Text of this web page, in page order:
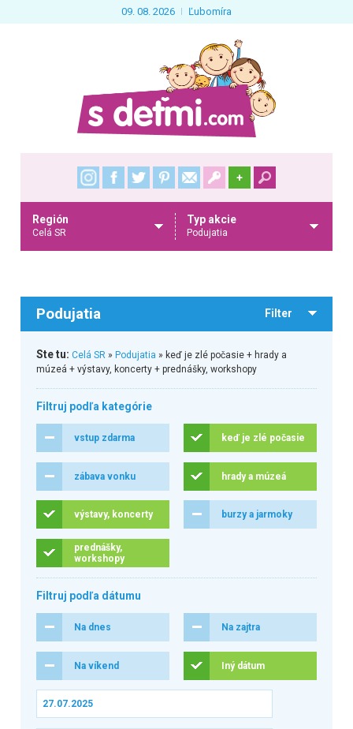
09. 08. 2026 Ľubomíra
+
Región
Celá SR
Typ akcie
Podujatia
Podujatia Filter
Ste tu: Celá SR» Podujatia » keď je zlé počasie + hrady a
múzeá + výstavy, koncerty + prednášky, workshopy
Filtruj podľa kategórie
vstup zdarma keď je zlé počasie
zábava vonku hrady a múzeá
výstavy, koncerty burzy a jarmoky
prednášky,
workshopy
Filtruj podľa dátumu
Na dnes Na zajtra
Na víkend Iný dátum